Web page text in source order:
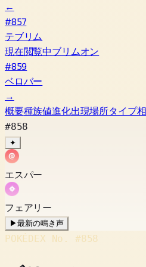
←
#857
テブリム
現在閲覧中ブリムオン
#859
ベロバー
→
概要種族値進化出現場所タイプ
#858
✦
エスパー
フェアリー
▶最新の鳴き声
POKÉDEX No. #858